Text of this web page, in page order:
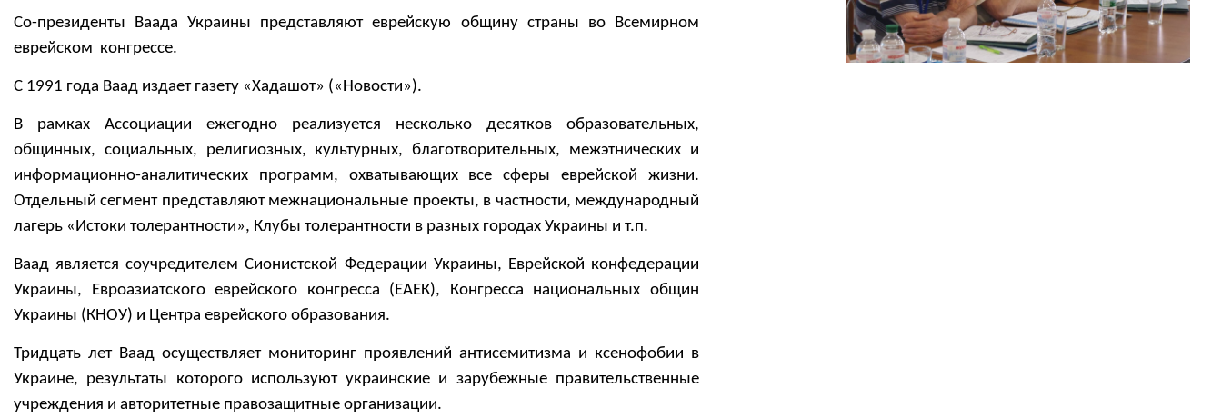
Со-президенты Ваада Украины представляют еврейскую общину страны во Всемирном
еврейском конгрессе.
С 1991 года Ваад издает газету «Хадашот» («Новости»).
В рамках Ассоциации ежегодно реализуется несколько десятков образовательных,
общинных, социальных, религиозных, культурных, благотворительных, межэтнических и
информационно-аналитических программ, охватывающих все сферы еврейской жизни.
Отдельный сегмент представляют межнациональные проекты, в частности, международный
лагерь «Истоки толерантности», Клубы толерантности в разных городах Украины и т.п.
Ваад является соучредителем Сионистской Федерации Украины, Еврейской конфедерации
Украины, Евроазиатского еврейского конгресса (ЕАЕК), Конгресса национальных общин
Украины (КНОУ) и Центра еврейского образования.
Тридцать лет Ваад осуществляет мониторинг проявлений антисемитизма и ксенофобии в
Украине, результаты которого используют украинские и зарубежные правительственные
учреждения и авторитетные правозащитные организации.